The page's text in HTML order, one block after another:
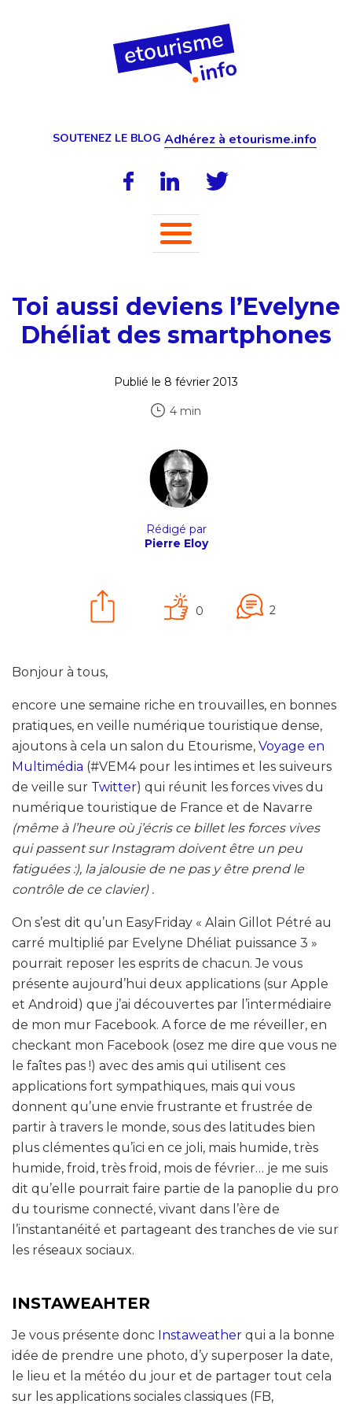
SOUTENEZ LE BLOG Adhérez à etourisme.info
Toi aussi deviens l’Evelyne
Dhéliat des smartphones
Publié le 8 février 2013
4 min
Rédigé par
Pierre Eloy
0 2
Bonjour à tous,
encore une semaine riche en trouvailles, en bonnes
pratiques, en veille numérique touristique dense,
ajoutons à cela un salon du Etourisme, Voyage en
Multimédia (#VEM4 pour les intimes et les suiveurs
de veille sur Twitter) qui réunit les forces vives du
numérique touristique de France et de Navarre
(même à l’heure où j’écris ce billet les forces vives
qui passent sur Instagram doivent être un peu
fatiguées :), la jalousie de ne pas y être prend le
contrôle de ce clavier) .
On s’est dit qu’un EasyFriday « Alain Gillot Pétré au
carré multiplié par Evelyne Dhéliat puissance 3 »
pourrait reposer les esprits de chacun. Je vous
présente aujourd’hui deux applications (sur Apple
et Android) que j’ai découvertes par l’intermédiaire
de mon mur Facebook. A force de me réveiller, en
checkant mon Facebook (osez me dire que vous ne
le faîtes pas !) avec des amis qui utilisent ces
applications fort sympathiques, mais qui vous
donnent qu’une envie frustrante et frustrée de
partir à travers le monde, sous des latitudes bien
plus clémentes qu’ici en ce joli, mais humide, très
humide, froid, très froid, mois de février… je me suis
dit qu’elle pourrait faire partie de la panoplie du pro
du tourisme connecté, vivant dans l’ère de
l’instantanéité et partageant des tranches de vie sur
les réseaux sociaux.
INSTAWEAHTER
Je vous présente donc Instaweather qui a la bonne
idée de prendre une photo, d’y superposer la date,
le lieu et la météo du jour et de partager tout cela
sur les applications sociales classiques (FB,